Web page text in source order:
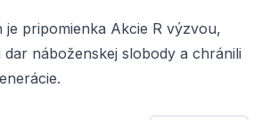
pripomienka Akcie R výzvou,
dar náboženskej slobody a chránili